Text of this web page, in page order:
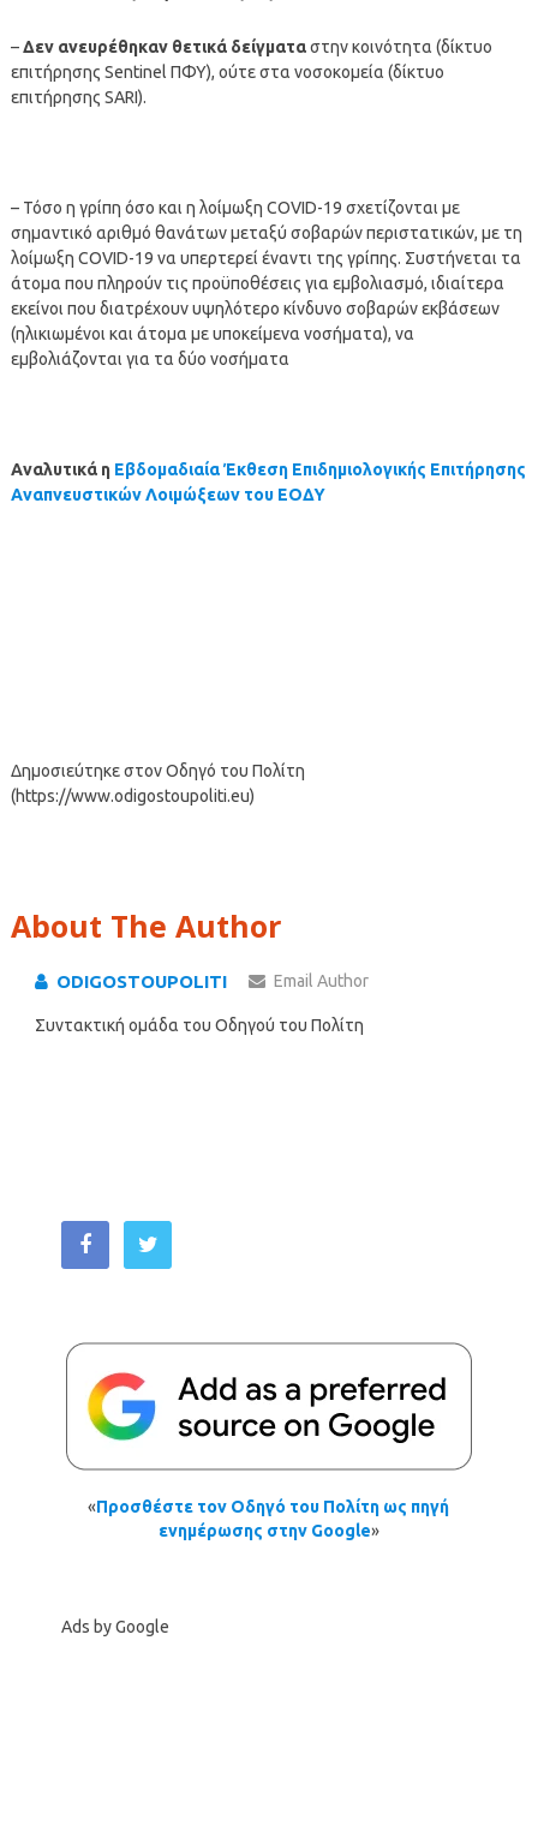
–Δεν ανευρέθηκαν θετικά δείγματαστην κοινότητα (δίκτυο
επιτήρησης Sentinel ΠΦΥ), ούτε στα νοσοκομεία (δίκτυο
επιτήρησης SARI).
– Τόσο η γρίπη όσο και η λοίμωξη COVID-19 σχετίζονται με
σημαντικό αριθμό θανάτων μεταξύ σοβαρών περιστατικών, με τη
λοίμωξη COVID-19 να υπερτερεί έναντι της γρίπης. Συστήνεται τα
άτομα που πληρούν τις προϋποθέσεις για εμβολιασμό, ιδιαίτερα
εκείνοι που διατρέχουν υψηλότερο κίνδυνο σοβαρών εκβάσεων
(ηλικιωμένοι και άτομα με υποκείμενα νοσήματα), να
εμβολιάζονται για τα δύο νοσήματα
Αναλυτικά η Εβδομαδιαία Έκθεση Επιδημιολογικής Επιτήρησης
Αναπνευστικών Λοιμώξεων του ΕΟΔΥ
Δημοσιεύτηκε στον Οδηγό του Πολίτη
(https://www.odigostoupoliti.eu)
About The Author
ODIGOSTOUPOLITI Email Author
Συντακτική ομάδα του Οδηγού του Πολίτη
«Προσθέστε τον Οδηγό του Πολίτη ως πηγή
ενημέρωσης στην Google»
Ads by Google